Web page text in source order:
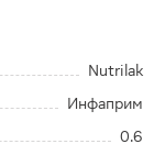
Nutrilak
Инфаприм
0.6